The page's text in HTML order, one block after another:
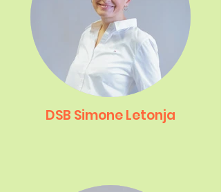
DSB Simone Letonja